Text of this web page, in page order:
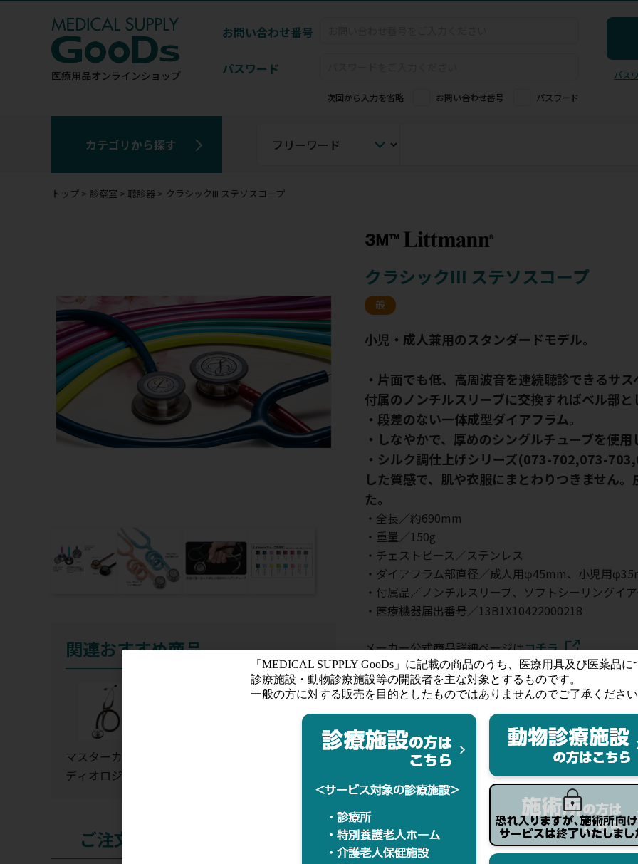
医療用品オンラインショップ
お問い合わせ番号
パスワード
次回から入力を省略 お問い合わせ番号 パスワード
パス
カテゴリから探す
トップ 診察室 聴診器 クラシックIII ステソスコープ
関連おすすめ商品
マスターカー
ディオロジー
ツ・一体成型ダ
クラシックIII ステソスコープ
般
小児・成人兼用のスタンダードモデル。
・片面でも低、高周波音を連続聴診できるサ
付属のノンチルスリーブに交換すればベル部と
・段差のない一体成型ダイアフラム。
・しなやかで、厚めのシングルチューブを使用
・シルク調仕上げシリーズ(073-702,073-
した質感で、肌や衣服にまとわりつきません
た。
・全長／約690mm
・重量／150g
・チェストピース／ステンレス
・ダイアフラム部直径／成人用φ45mm、小児用
・付属品／ノンチルスリーブ、ソフトシーリングイ
・医療機器届出番号／13B1X10422000218
メーカー公式商品詳細ページはコチラ
ご注文